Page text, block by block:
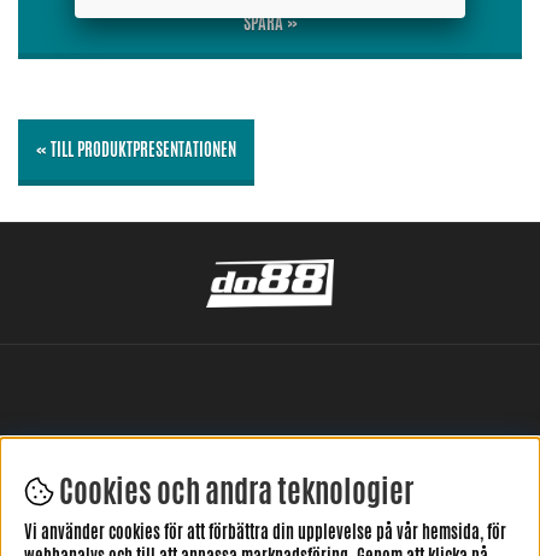
SPARA »
« TILL PRODUKTPRESENTATIONEN
LÄMNA DIN RECENSION HÄR
Cookies och andra teknologier
Vi använder cookies för att förbättra din upplevelse på vår hemsida, för